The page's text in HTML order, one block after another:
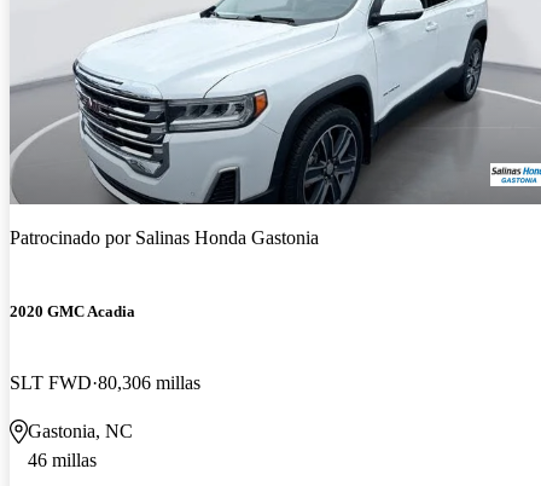
Patrocinado por Salinas Honda Gastonia
2020 GMC Acadia
SLT FWD 80,306 millas
Gastonia, NC
46 millas